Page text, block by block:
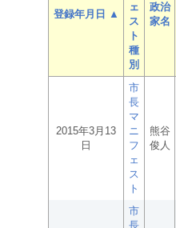
登録年月日 ▲
ェ
ス
ト
種
別
政治
家名
2015年3月13
日
市
長
マ
ニ
フ
ェ
ス
ト
熊谷
俊人
市
長